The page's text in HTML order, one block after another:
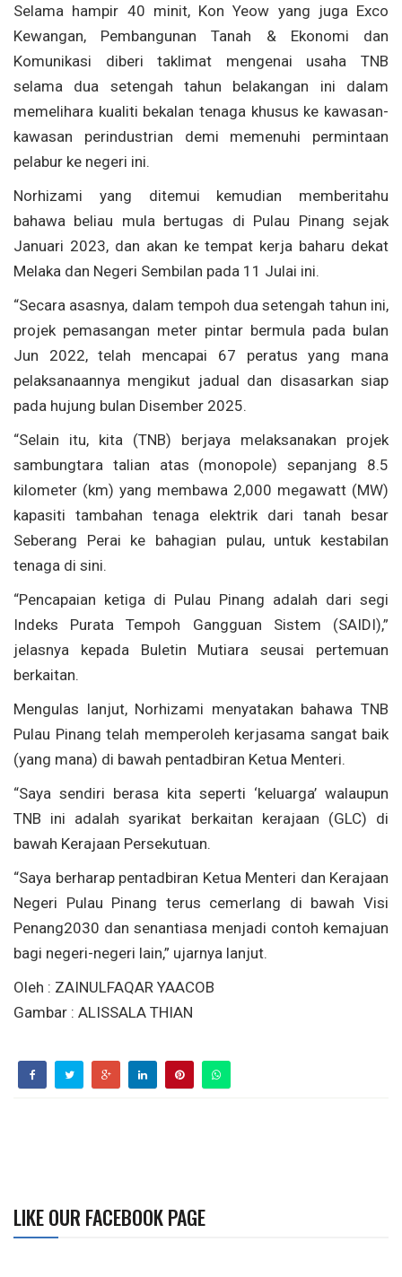
Selama hampir 40 minit, Kon Yeow yang juga Exco
Kewangan, Pembangunan Tanah & Ekonomi dan
Komunikasi diberi taklimat mengenai usaha TNB
selama dua setengah tahun belakangan ini dalam
memelihara kualiti bekalan tenaga khusus ke kawasan-
kawasan perindustrian demi memenuhi permintaan
pelabur ke negeri ini.
Norhizami yang ditemui kemudian memberitahu
bahawa beliau mula bertugas di Pulau Pinang sejak
Januari 2023, dan akan ke tempat kerja baharu dekat
Melaka dan Negeri Sembilan pada 11 Julai ini.
“Secara asasnya, dalam tempoh dua setengah tahun ini,
projek pemasangan meter pintar bermula pada bulan
Jun 2022, telah mencapai 67 peratus yang mana
pelaksanaannya mengikut jadual dan disasarkan siap
pada hujung bulan Disember 2025.
“Selain itu, kita (TNB) berjaya melaksanakan projek
sambungtara talian atas (monopole) sepanjang 8.5
kilometer (km) yang membawa 2,000 megawatt (MW)
kapasiti tambahan tenaga elektrik dari tanah besar
Seberang Perai ke bahagian pulau, untuk kestabilan
tenaga di sini.
“Pencapaian ketiga di Pulau Pinang adalah dari segi
Indeks Purata Tempoh Gangguan Sistem (SAIDI),”
jelasnya kepada Buletin Mutiara seusai pertemuan
berkaitan.
Mengulas lanjut, Norhizami menyatakan bahawa TNB
Pulau Pinang telah memperoleh kerjasama sangat baik
(yang mana) di bawah pentadbiran Ketua Menteri.
“Saya sendiri berasa kita seperti ‘keluarga’ walaupun
TNB ini adalah syarikat berkaitan kerajaan (GLC) di
bawah Kerajaan Persekutuan.
“Saya berharap pentadbiran Ketua Menteri dan Kerajaan
Negeri Pulau Pinang terus cemerlang di bawah Visi
Penang2030 dan senantiasa menjadi contoh kemajuan
bagi negeri-negeri lain,” ujarnya lanjut.
Oleh : ZAINULFAQAR YAACOB
Gambar : ALISSALA THIAN
LIKE OUR FACEBOOK PAGE